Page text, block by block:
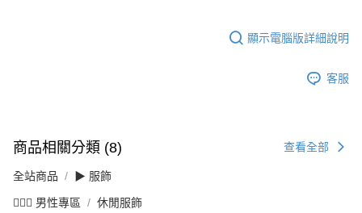
顯示電腦版詳細說明
客服
商品相關分類 (8) 查看全部
全站商品 ▶ 服飾
💁🏻‍♂️ 男性專區 休閒服飾